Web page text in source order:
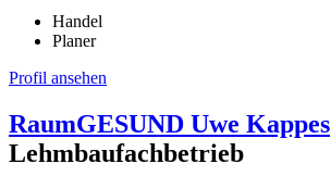
Handel
Planer
Profil ansehen
RaumGESUND Uwe Kappes
Lehmbaufachbetrieb